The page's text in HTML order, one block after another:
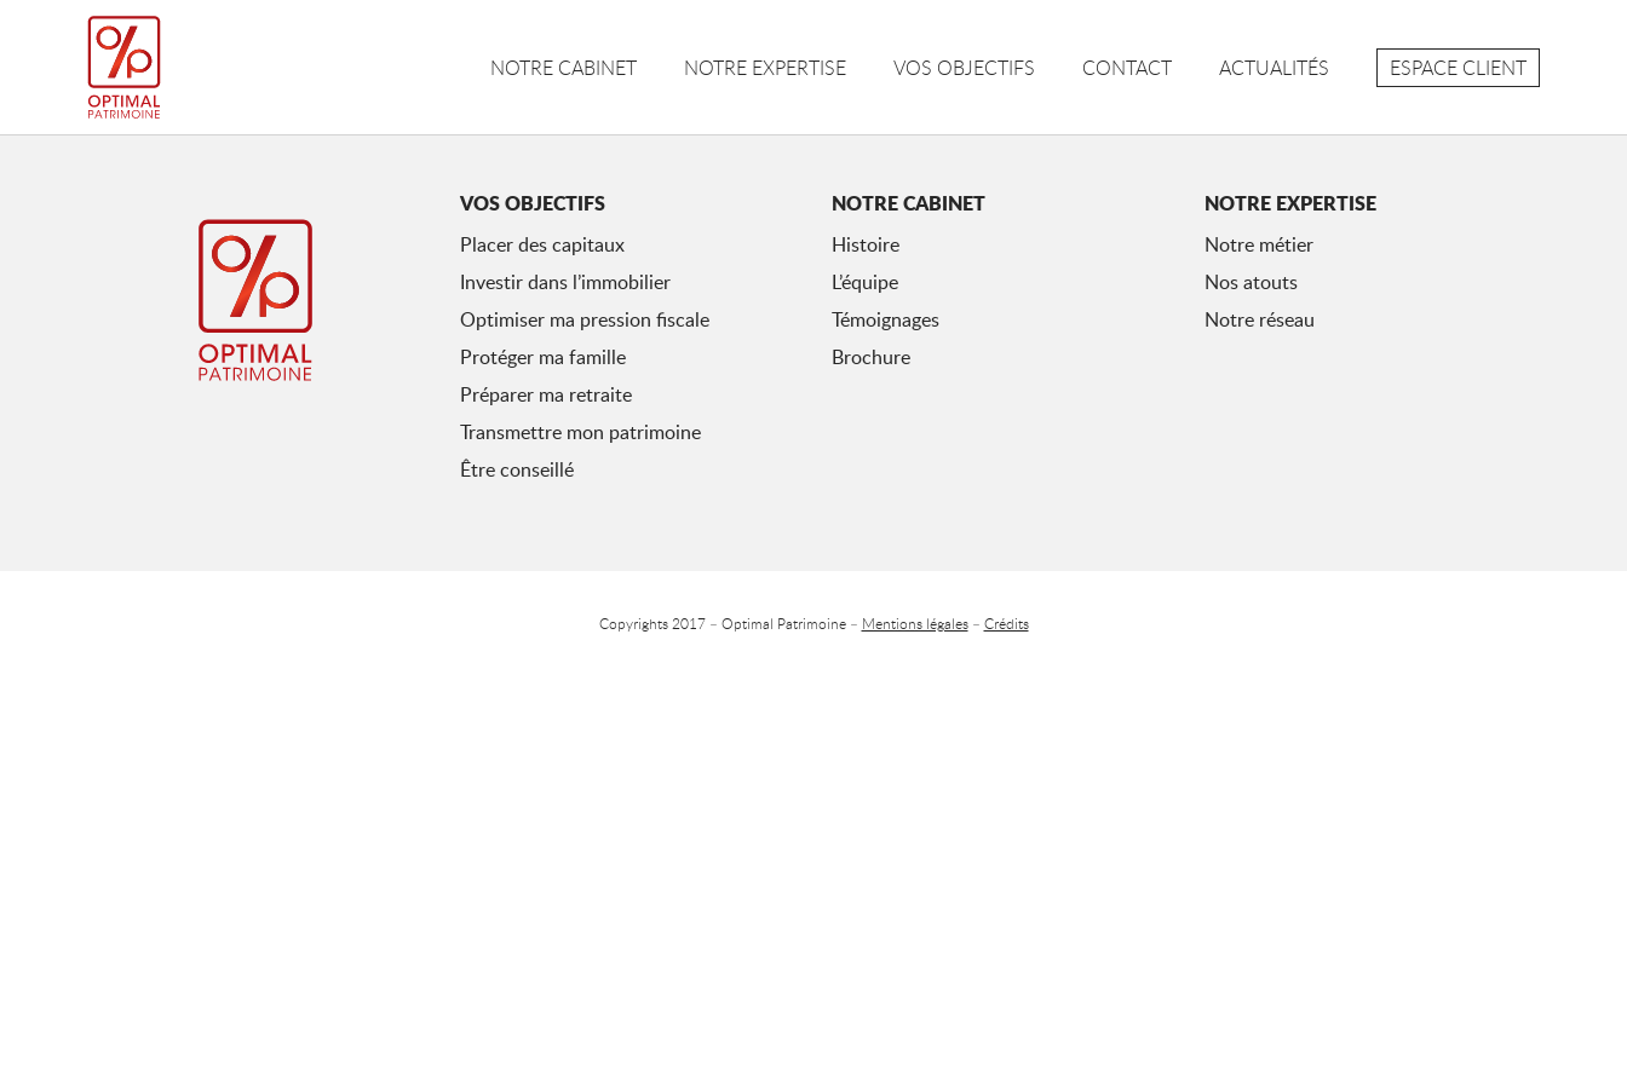
NOTRE CABINET NOTRE EXPERTISE VOS OBJECTIFS CONTACT ACTUALITÉS ESPACE CLIENT
VOS OBJECTIFS
Placer des capitaux
Investir dans l’immobilier
Optimiser ma pression fiscale
Protéger ma famille
Préparer ma retraite
Transmettre mon patrimoine
Être conseillé
NOTRE CABINET
Histoire
L’équipe
Témoignages
Brochure
NOTRE EXPERTISE
Notre métier
Nos atouts
Notre réseau
Copyrights 2017 – Optimal Patrimoine – Mentions légales– Crédits